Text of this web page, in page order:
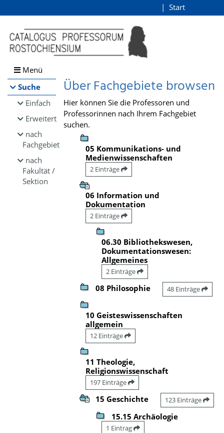
Browsen
direkt zum Inhalt
Start
Menü
Suche
Einfach
Erweitert
nach
Fachgebiet
nach
Fakultät /
Sektion
Über Fachgebiete browsen
Hier können Sie die Professoren und
Professorinnen nach Ihrem Fachgebiet
suchen.
05 Kommunikations- und
Medienwissenschaften
2 Einträge
06 Information und
Dokumentation
2 Einträge
06.30 Bibliothekswesen,
Dokumentationswesen:
Allgemeines
2 Einträge
08 Philosophie 48 Einträge
10 Geisteswissenschaften
allgemein
12 Einträge
11 Theologie,
Religionswissenschaft
197 Einträge
15 Geschichte 123 Einträge
15.15 Archäologie
1 Eintrag